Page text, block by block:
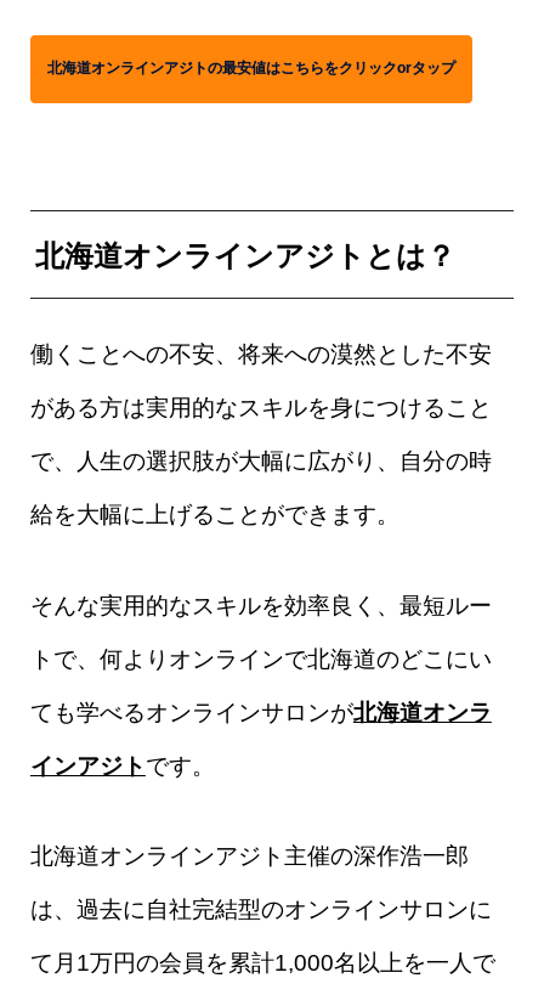
北海道オンラインアジトの最安値はこちらをクリックorタップ
北海道オンラインアジトとは？
働くことへの不安、将来への漠然とした不安
がある方は実用的なスキルを身につけること
で、人生の選択肢が大幅に広がり、自分の時
給を大幅に上げることができます。
そんな実用的なスキルを効率良く、最短ルー
トで、何よりオンラインで北海道のどこにい
ても学べるオンラインサロンが北海道オンラ
インアジトです。
北海道オンラインアジト主催の深作浩一郎
は、過去に自社完結型のオンラインサロンに
て月1万円の会員を累計1,000名以上を一人で